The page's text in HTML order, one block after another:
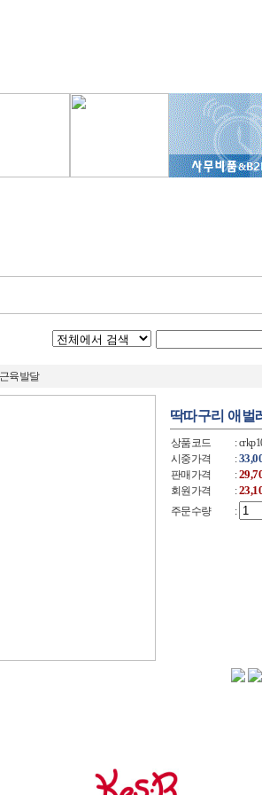
육발달
딱따구리 애벌
상품코드
:
시중가격
:
판매가격 :
회원가격 :
주문수량 :